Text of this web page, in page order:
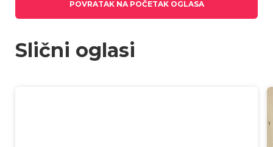
POVRATAK NA POČETAK OGLASA
Slični oglasi